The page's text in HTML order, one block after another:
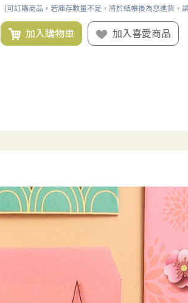
(可訂購商品，若庫存數量不足，將於結帳後為您進貨，
加入購物車 加入喜愛商品